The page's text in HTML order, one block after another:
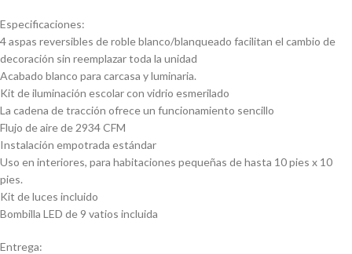
Especificaciones:
4 aspas reversibles de roble blanco/blanqueado facilitan el cambio de
decoración sin reemplazar toda la unidad
Acabado blanco para carcasa y luminaria.
Kit de iluminación escolar con vidrio esmerilado
La cadena de tracción ofrece un funcionamiento sencillo
Flujo de aire de 2934 CFM
Instalación empotrada estándar
Uso en interiores, para habitaciones pequeñas de hasta 10 pies x 10
pies.
Kit de luces incluido
Bombilla LED de 9 vatios incluida
Entrega: